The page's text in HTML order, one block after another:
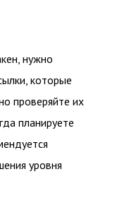
нужно
которые
проверяйте их
планируете
уровня